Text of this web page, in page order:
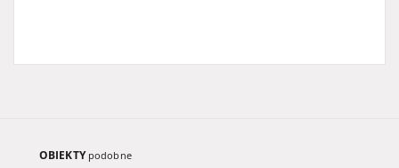
OBIEKTY podobne